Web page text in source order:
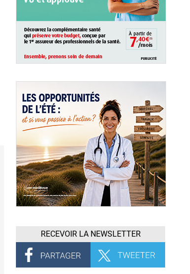
RECEVOIR LA NEWSLETTER